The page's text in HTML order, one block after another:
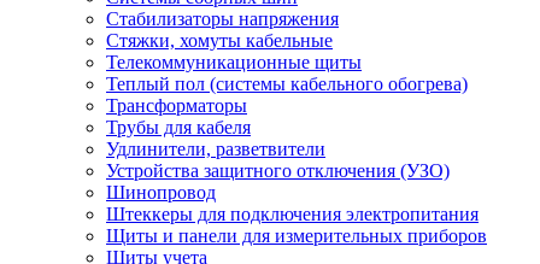
Стабилизаторы напряжения
Стяжки, хомуты кабельные
Телекоммуникационные щиты
Теплый пол (системы кабельного обогрева)
Трансформаторы
Трубы для кабеля
Удлинители, разветвители
Устройства защитного отключения (УЗО)
Шинопровод
Штеккеры для подключения электропитания
Щиты и панели для измерительных приборов
Щиты учета